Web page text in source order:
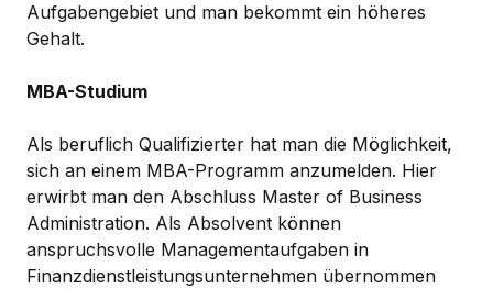
Aufgabengebiet und man bekommt ein höheres
Gehalt.
MBA-Studium
Als beruflich Qualifizierter hat man die Möglichkeit,
sich an einem MBA-Programm anzumelden. Hier
erwirbt man den Abschluss Master of Business
Administration. Als Absolvent können
anspruchsvolle Managementaufgaben in
Finanzdienstleistungsunternehmen übernommen